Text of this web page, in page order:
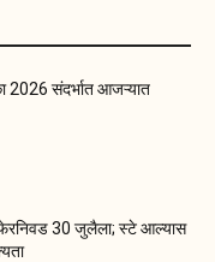
2026 संदर्भात आजऱ्यात
फेरनिवड 30 जुलैला; स्टे आल्यास